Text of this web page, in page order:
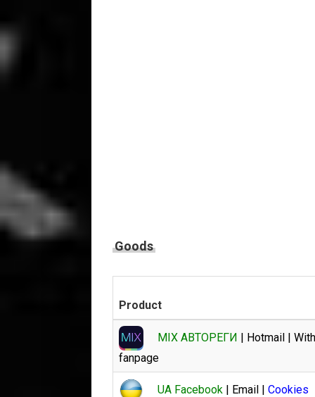
Goods
Product
MIX АВТОРЕГИ | Hotmail |
fanpage
UA Facebook | Email | Cookies